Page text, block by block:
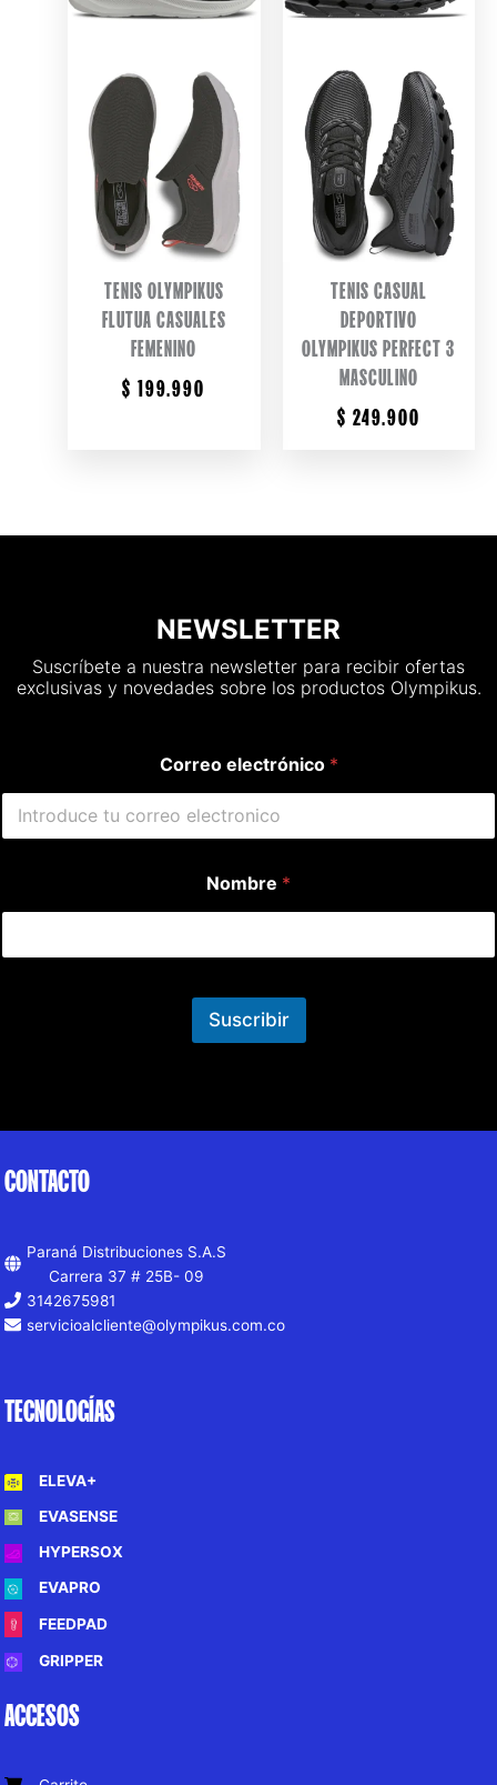
TENIS OLYMPIKUS
FLUTUA CASUALES
FEMENINO
$ 199.990
TENIS CASUAL
DEPORTIVO
OLYMPIKUS PERFECT 3
MASCULINO
$ 249.900
NEWSLETTER
Suscríbete a nuestra newsletter para recibir ofertas
exclusivas y novedades sobre los productos Olympikus.
Correo electrónico *
Nombre *
Suscribir
CONTACTO
Paraná Distribuciones S.A.S
Carrera 37 # 25B- 09
3142675981
servicioalcliente@olympikus.com.co
TECNOLOGÍAS
ELEVA+
EVASENSE
HYPERSOX
EVAPRO
FEEDPAD
GRIPPER
ACCESOS